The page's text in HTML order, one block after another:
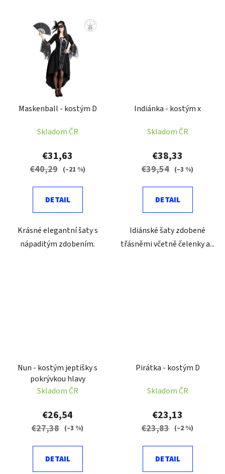
Maskenball - kostým D
Skladom ČR
€31,63
€40,29 (–21 %)
DETAIL
Krásné elegantní šaty s
nápaditým zdobením.
Indiánka - kostým x
Skladom ČR
€38,33
€39,54 (–3 %)
DETAIL
Idiánské šaty zdobené
třásněmi včetně čelenky a...
Nun - kostým jeptišky s
pokrývkou hlavy
Skladom ČR
€26,54
€27,38 (–3 %)
DETAIL
Pirátka - kostým D
Skladom ČR
€23,13
€23,83 (–2 %)
DETAIL